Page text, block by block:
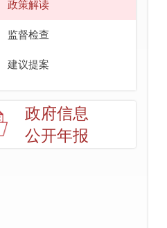
政策解读
监督检查
建议提案
政府信息
公开年报